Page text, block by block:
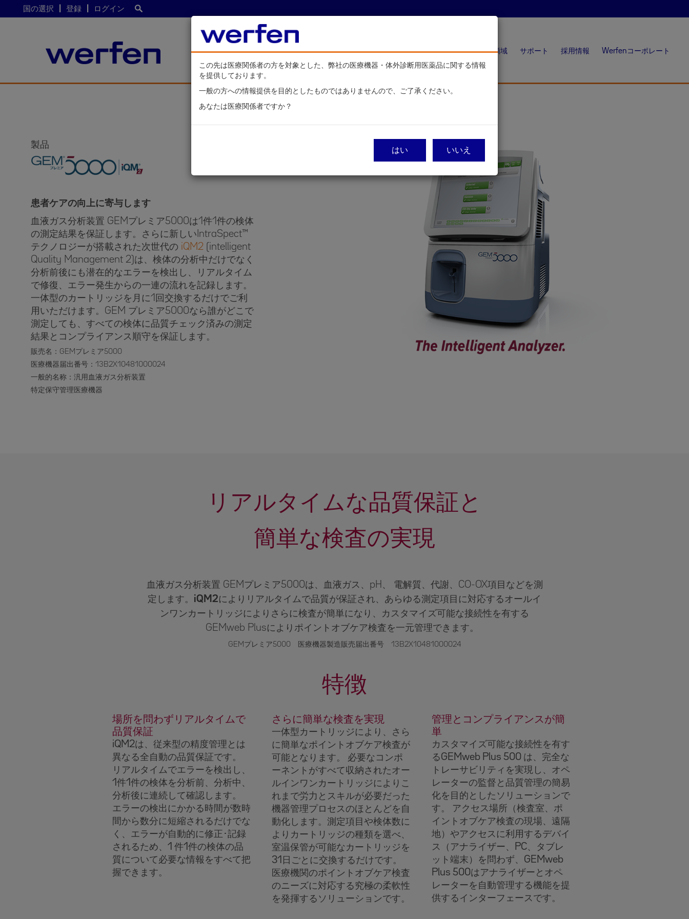
国の選択 登録 ログイン
About Werfen 当社製品 臨床領域 サポート 採用情報 Werfenコーポレート
この先は医療関係者の方を対象とした、弊社の医療機器・体外診断用医薬品に関する情報
を提供しております。
一般の方への情報提供を目的としたものではありませんので、ご了承ください。
あなたは医療関係者ですか？
はい いいえ
製品
患者ケアの向上に寄与します
血液ガス分析装置 GEMプレミア5000は1件1件の検体
の測定結果を保証します。さらに新しいIntraSpect™
テクノロジーが搭載された次世代の iQM2 (intelligent
Quality Management 2)は、検体の分析中だけでなく
分析前後にも潜在的なエラーを検出し、リアルタイム
で修復、エラー発生からの一連の流れを記録します。
一体型のカートリッジを月に1回交換するだけでご利
用いただけます。GEM プレミア5000なら誰がどこで
測定しても、すべての検体に品質チェック済みの測定
結果とコンプライアンス順守を保証します。
販売名：GEMプレミア5000
医療機器届出番号：13B2X10481000024
一般的名称：汎用血液ガス分析装置
特定保守管理医療機器
リアルタイムな品質保証と
簡単な検査の実現
血液ガス分析装置 GEMプレミア5000は、血液ガス、pH、 電解質、代謝、CO-OX項目などを測
定します。 iQM2によりリアルタイムで品質が保証され、あらゆる測定項目に対応するオールイ
ンワンカートリッジによりさらに検査が簡単になり、カスタマイズ可能な接続性を有する
GEMweb Plusによりポイントオブケア検査を一元管理できます。
GEMプレミア5000 医療機器製造販売届出番号 13B2X10481000024
特徴
場所を問わずリアルタイムで
品質保証
iQM2は、従来型の精度管理とは
異なる全自動の品質保証です。
リアルタイムでエラーを検出し、
1件1件の検体を分析前、分析中、
分析後に連続して確認します。
エラーの検出にかかる時間が数時
間から数分に短縮されるだけでな
く、エラーが自動的に修正･記録
されるため、1 件1件の検体の品
質について必要な情報をすべて把
握できます。
さらに簡単な検査を実現
一体型カートリッジにより、さら
に簡単なポイントオブケア検査が
可能となります。 必要なコンポ
ーネントがすべて収納されたオー
ルインワンカートリッジによりこ
れまで労力とスキルが必要だった
機器管理プロセスのほとんどを自
動化します。測定項目や検体数に
よりカートリッジの種類を選べ、
室温保管が可能なカートリッジを
31日ごとに交換するだけです。
医療機関のポイントオブケア検査
のニーズに対応する究極の柔軟性
を発揮するソリューションです。
管理とコンプライアンスが簡
単
カスタマイズ可能な接続性を有す
るGEMweb Plus 500 は、完全な
トレーサビリティを実現し、オペ
レーターの監督と品質管理の簡易
化を目的としたソリューションで
す。 アクセス場所（検査室、ポ
イントオブケア検査の現場、遠隔
地）やアクセスに利用するデバイ
ス（アナライザー、PC、タブレ
ット端末）を問わず、GEMweb
Plus 500はアナライザーとオペ
レーターを自動管理する機能を提
供するインターフェースです。